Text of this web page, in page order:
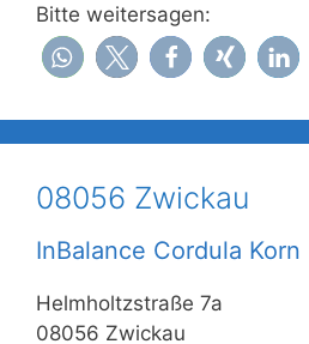
Bitte weitersagen:
08056 Zwickau
InBalance Cordula Korn
Helmholtzstraße 7a
08056 Zwickau